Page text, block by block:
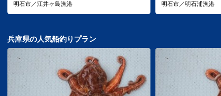
明石市／江井ヶ島漁港 明石市／明石浦漁港
兵庫県の人気船釣りプラン